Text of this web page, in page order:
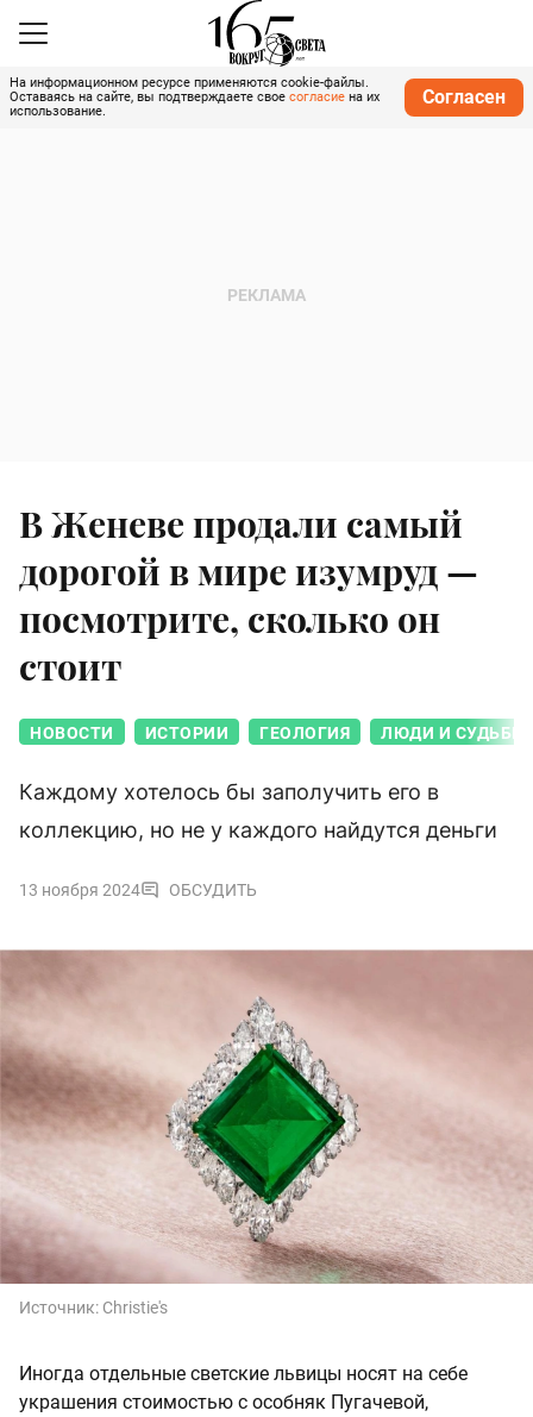
На информационном ресурсе применяются cookie-файлы.
Оставаясь на сайте, вы подтверждаете свое согласие на их
использование.
Согласен
В Женеве продали самый
дорогой в мире изумруд —
посмотрите, сколько он
стоит
НОВОСТИ ИСТОРИИ ГЕОЛОГИЯ ЛЮДИ И СУДЬБЫ
Каждому хотелось бы заполучить его в
коллекцию, но не у каждого найдутся деньги
13 ноября 2024 ОБСУДИТЬ
Источник: Christie's
Иногда отдельные светские львицы носят на себе
украшения стоимостью с особняк Пугачевой,